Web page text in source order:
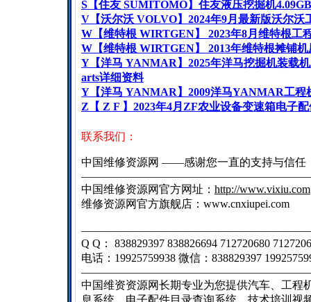
S 【住友 SUMITOMO】住友液压挖掘机
V 【沃尔沃 VOLVO】 2024年9月最新版沃尔沃
W 【维特根 WIRTGEN】 2023年8月维特根工
W 【维特根 WIRTGEN】 2013年维特根摊铺
Y 【洋马 YANMAR 】 2025年洋马挖掘机装载
arts详细资料
Y 【洋马 YANMAR 】 2009洋马YANMAR工程
Z 【 Z F 】 2023年4月 ZF农业设备变速箱电子
联系我们：
中国维修资源网 ——感谢您一直的支持与信任
中国维修资源网官方网址： http://www.vixiu.com
维修资源网官方旗舰店： www.cnxiupei.com
Q Q： 838829397 838826694 712720680
电话：19925759938 微信：838829397
中国维资资源网长期专业为您提供汽车、工程
息系统、电子配件目录查询系统、技术培训视